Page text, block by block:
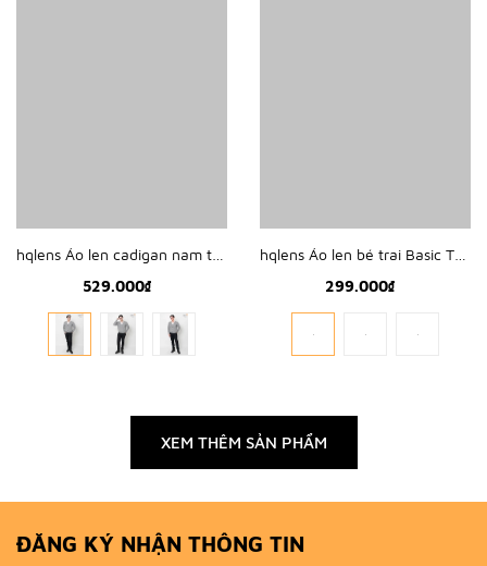
529.000₫
299.000₫
XEM THÊM SẢN PHẨM
ĐĂNG KÝ NHẬN THÔNG TIN